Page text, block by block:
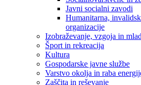
Javni socialni zavodi
Humanitarna,
organizacije
Izobraževanje, vzgoja in
Šport in rekreacija
Kultura
Gospodarske javne službe
Varstvo okolja in raba
Zaščita in reševanje